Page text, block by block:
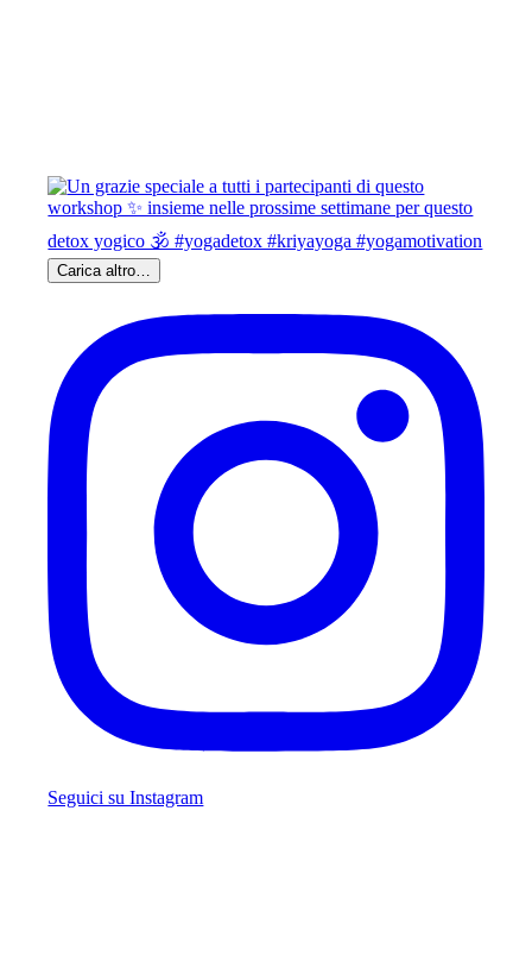
Carica altro…
Seguici su Instagram